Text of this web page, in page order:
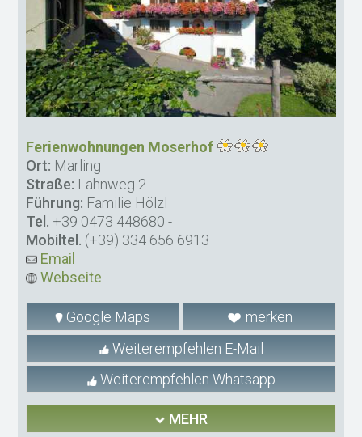
Ferienwohnungen Moserhof
Ort: Marling
Straße: Lahnweg 2
Führung: Familie Hölzl
Tel. +39 0473 448680 -
Mobiltel. (+39) 334 656 6913
Email
Webseite
Google Maps
merken
Weiterempfehlen E-Mail
Weiterempfehlen Whatsapp
MEHR